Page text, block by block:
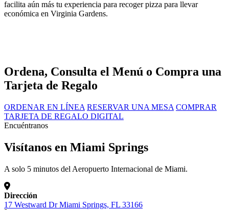
facilita aún más tu experiencia para recoger pizza para llevar
económica en Virginia Gardens.
Ordena, Consulta el Menú o Compra una
Tarjeta de Regalo
ORDENAR EN LÍNEA RESERVAR UNA MESA COMPRAR
TARJETA DE REGALO DIGITAL
Encuéntranos
Visítanos en Miami Springs
A solo 5 minutos del Aeropuerto Internacional de Miami.
Dirección
17 Westward Dr Miami Springs, FL 33166